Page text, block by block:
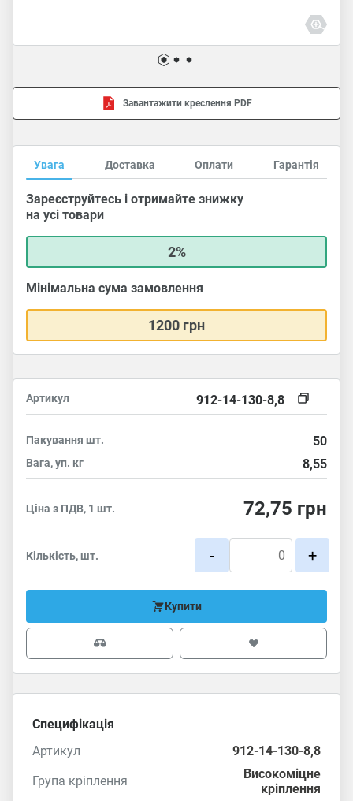
Завантажити креслення PDF
Увага Доставка Оплати Гарантія
Зареєструйтесь і отримайте знижку
на усі товари
2%
Мінімальна сума замовлення
1200 грн
Артикул 912-14-130-8,8
Пакування шт. 50
Вага, уп. кг 8,55
Ціна з ПДВ, 1 шт. 72,75 грн
Кількість, шт. - +
Купити
Специфікація
Артикул
912-14-130-8,8
Група кріплення
Високоміцне
кріплення